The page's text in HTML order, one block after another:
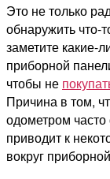
Это не только
обнаружить что-
заметите какие-
приборной
чтобы не
Причина в том,
одометром
приводит к
вокруг